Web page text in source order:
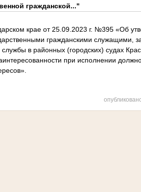
гражданской..."
крае от 25.09.2023 г. №395 «Об
гражданскими служащими,
в районных (городских) судах
при исполнении